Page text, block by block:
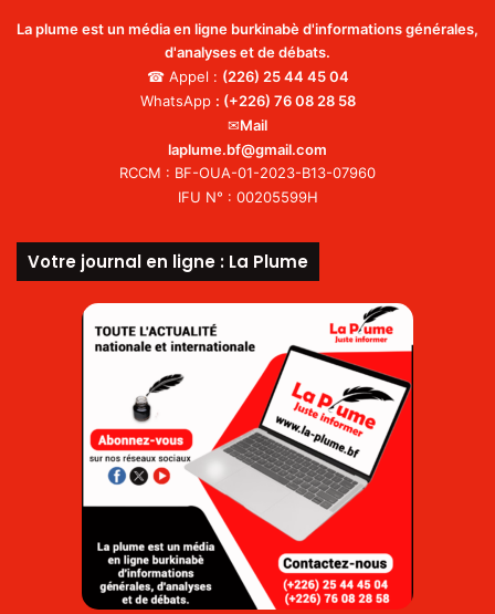
La plume est un média en ligne burkinabè d'informations générales,
d'analyses et de débats.
☎ Appel : (226) 25 44 45 04
WhatsApp : (+226) 76 08 28 58
✉Mail
laplume.bf@gmail.com
RCCM : BF-OUA-01-2023-B13-07960
IFU N° : 00205599H
Votre journal en ligne : La Plume